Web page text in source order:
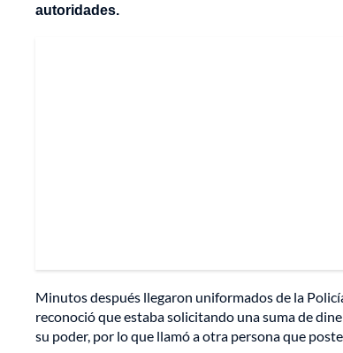
autoridades.
Minutos después llegaron uniformados de la
reconoció que estaba solicitando una suma de
su poder, por lo que llamó a otra persona que